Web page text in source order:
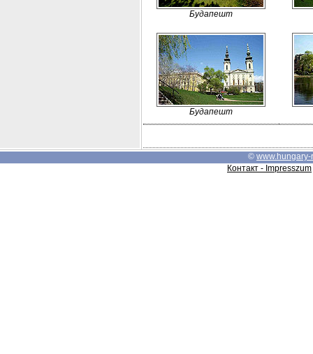
Будапешт
Будапешт
© www.hungary-
Контакт - Impresszum